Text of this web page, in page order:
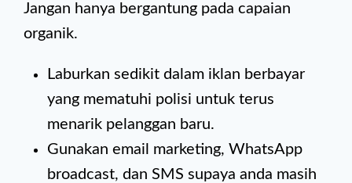
Jangan hanya bergantung pada capaian
organik.
Laburkan sedikit dalam iklan berbayar
yang mematuhi polisi untuk terus
menarik pelanggan baru.
Gunakan email marketing, WhatsApp
broadcast, dan SMS supaya anda masih